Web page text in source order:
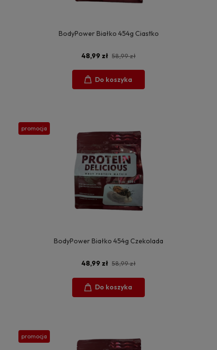
BodyPower Białko 454g Ciastko
48,99 zł 58,99 zł
Do koszyka
BodyPower Białko 454g Czekolada
48,99 zł 58,99 zł
Do koszyka
promocja
promocja